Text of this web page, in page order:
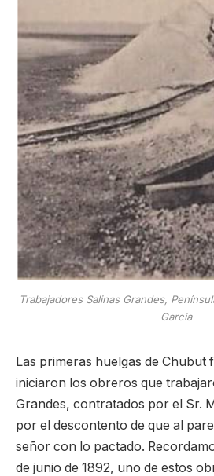
Trabajadores Salinas Grandes,
García
Las primeras huelgas de Chubut
iniciaron los obreros que
Grandes, contratados por el Sr.
por el descontento de que al
señor con lo pactado.
de junio de 1892, uno de estos